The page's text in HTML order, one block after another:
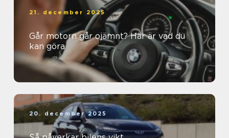
21. december 2025
Går motorn går ojämnt? Här är vad du
kan göra
20. december 2025